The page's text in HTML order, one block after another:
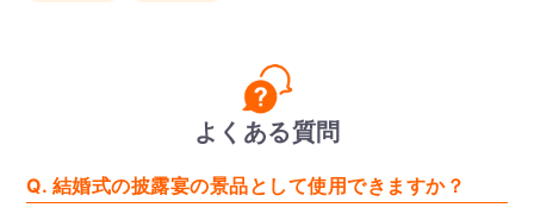
よくある質問
Q. 結婚式の披露宴の景品として使用できますか？